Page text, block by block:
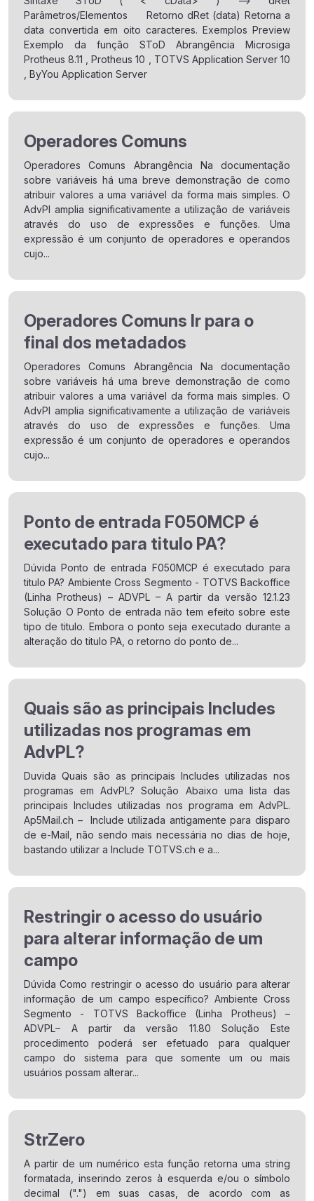
Parâmetros/Elementos Retorno dRet (data) Retorna a
data convertida em oito caracteres. Exemplos Preview
Exemplo da função SToD Abrangência Microsiga
Protheus 8.11 , Protheus 10 , TOTVS Application Server 10
, ByYou Application Server
Operadores Comuns
Operadores Comuns Abrangência Na documentação
sobre variáveis há uma breve demonstração de como
atribuir valores a uma variável da forma mais simples. O
AdvPl amplia significativamente a utilização de variáveis
através do uso de expressões e funções. Uma
expressão é um conjunto de operadores e operandos
cujo...
Operadores Comuns Ir para o
final dos metadados
Operadores Comuns Abrangência Na documentação
sobre variáveis há uma breve demonstração de como
atribuir valores a uma variável da forma mais simples. O
AdvPl amplia significativamente a utilização de variáveis
através do uso de expressões e funções. Uma
expressão é um conjunto de operadores e operandos
cujo...
Ponto de entrada F050MCP é
executado para titulo PA?
Dúvida Ponto de entrada F050MCP é executado para
titulo PA? Ambiente Cross Segmento - TOTVS Backoffice
(Linha Protheus) – ADVPL – A partir da versão 12.1.23
Solução O Ponto de entrada não tem efeito sobre este
tipo de titulo. Embora o ponto seja executado durante a
alteração do titulo PA, o retorno do ponto de...
Quais são as principais Includes
utilizadas nos programas em
AdvPL?
Duvida Quais são as principais Includes utilizadas nos
programas em AdvPL? Solução Abaixo uma lista das
principais Includes utilizadas nos programa em AdvPL.
Ap5Mail.ch – Include utilizada antigamente para disparo
de e-Mail, não sendo mais necessária no dias de hoje,
bastando utilizar a Include TOTVS.ch e a...
Restringir o acesso do usuário
para alterar informação de um
campo
Dúvida Como restringir o acesso do usuário para alterar
informação de um campo específico? Ambiente Cross
Segmento - TOTVS Backoffice (Linha Protheus) –
ADVPL– A partir da versão 11.80 Solução Este
procedimento poderá ser efetuado para qualquer
campo do sistema para que somente um ou mais
usuários possam alterar...
StrZero
A partir de um numérico esta função retorna uma string
formatada, inserindo zeros à esquerda e/ou o símbolo
decimal (".") em suas casas, de acordo com as